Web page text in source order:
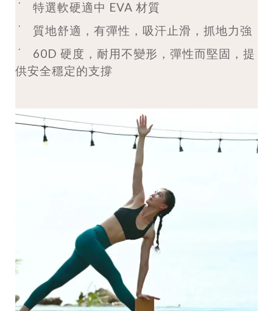
˙ 特選軟硬適中 EVA 材質
˙ 質地舒適，有彈性，吸汗止滑，抓地力強
˙ 60D 硬度，耐用不變形，彈性而堅固，提
供安全穩定的支撐